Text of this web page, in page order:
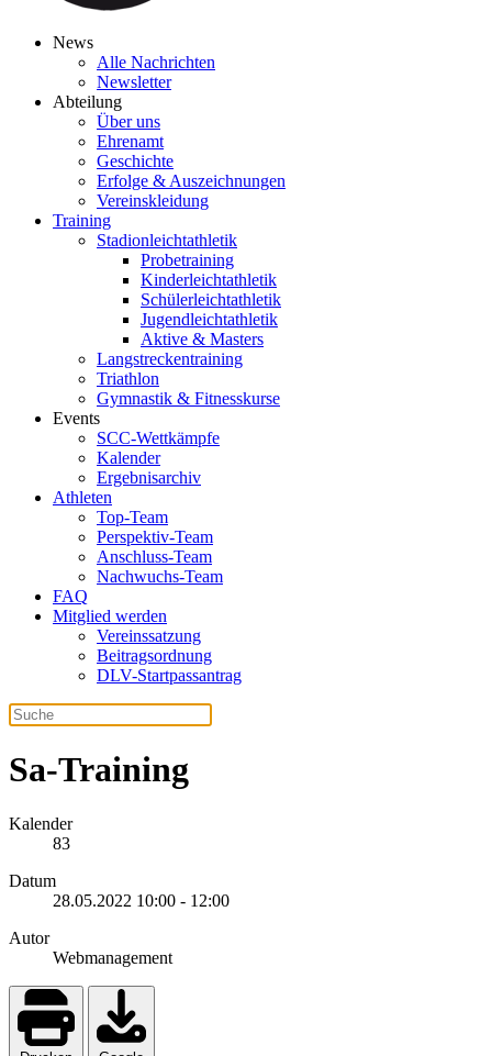
News
Alle Nachrichten
Newsletter
Abteilung
Über uns
Ehrenamt
Geschichte
Erfolge & Auszeichnungen
Vereinskleidung
Training
Stadionleichtathletik
Probetraining
Kinderleichtathletik
Schülerleichtathletik
Jugendleichtathletik
Aktive & Masters
Langstreckentraining
Triathlon
Gymnastik & Fitnesskurse
Events
SCC-Wettkämpfe
Kalender
Ergebnisarchiv
Athleten
Top-Team
Perspektiv-Team
Anschluss-Team
Nachwuchs-Team
FAQ
Mitglied werden
Vereinssatzung
Beitragsordnung
DLV-Startpassantrag
Sa-Training
Kalender
83
Datum
28.05.2022 10:00 - 12:00
Autor
Webmanagement